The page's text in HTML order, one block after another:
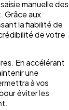
manuelle des
Grâce aux
la fiabilité de
de votre
En accélérant
une
à vos
éviter les